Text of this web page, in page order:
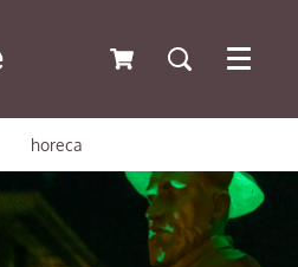
Menu
horeca